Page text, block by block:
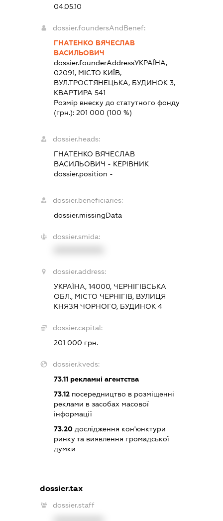
04.05.10
dossier.foundersAndBenef:
ГНАТЕНКО ВЯЧЕСЛАВ
ВАСИЛЬОВИЧ
dossier.founderAddressУКРАЇНА,
02091, МІСТО КИЇВ,
ВУЛ.ТРОСТЯНЕЦЬКА, БУДИНОК 3,
КВАРТИРА 541
Розмір внеску до статутного фонду
(грн.):201 000 (100 %)
dossier.heads:
ГНАТЕНКО ВЯЧЕСЛАВ
ВАСИЛЬОВИЧ - КЕРІВНИК
dossier.position -
dossier.beneficiaries:
dossier.missingData
dossier.smida:
dossier.address:
УКРАЇНА, 14000, ЧЕРНІГІВСЬКА
ОБЛ., МІСТО ЧЕРНІГІВ, ВУЛИЦЯ
КНЯЗЯ ЧОРНОГО, БУДИНОК 4
dossier.capital:
201 000 грн.
dossier.kveds:
73.11 рекламні агентства
73.12 посередництво в розміщенні
реклами в засобах масової
інформації
73.20 дослідження кон'юнктури
ринку та виявлення громадської
думки
dossier.tax
dossier.staff